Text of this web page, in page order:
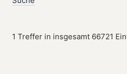
1 Treffer in insgesamt 66721